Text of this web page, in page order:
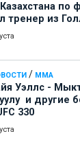
по
тренер из
/ ММА
Уэллс -
и другие
330